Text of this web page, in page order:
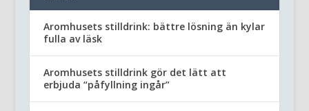
Aromhusets stilldrink: bättre lösning än kylar
fulla av läsk
Aromhusets stilldrink gör det lätt att
erbjuda “påfyllning ingår”